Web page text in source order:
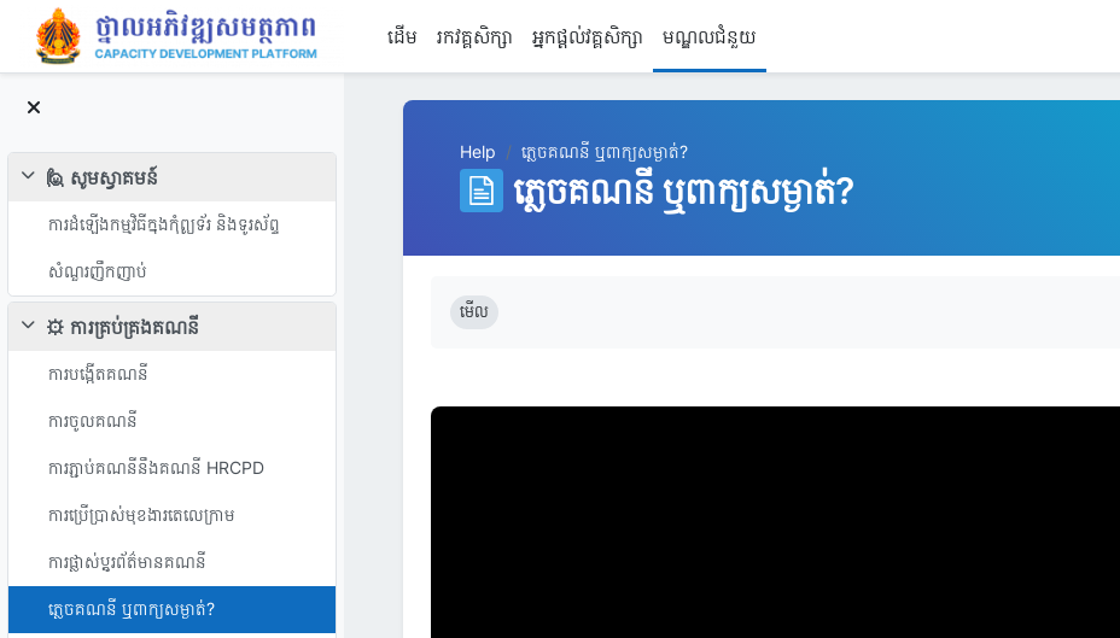
រំលងទៅកាន់មាតិកាមេ
ដើម
រកវគ្គសិក្សា អ្នកផ្តល់វគ្គសិក្សា មណ្ឌលជំនួយ
វេញ
🙋 សូមស្វាគមន៍
ការដំឡើងកម្មវិធីក្នុងកុំព្យូទ័រ និងទូរស័ព្ទ
សំណួរញឹកញាប់
⚙️ ការគ្រប់គ្រងគណនី
ការបង្កើតគណនី
ការចូលគណនី
ការភ្ជាប់គណនីនឹងគណនី HRCPD
ការប្រើប្រាស់មុខងារតេលេក្រាម
ការផ្លាស់ប្តូរព័ត៌មានគណនី
ភ្លេចគណនី ឬពាក្យសម្ងាត់?
Help ភ្លេចគណនី ឬពាក្យសម្ងាត់?
ភ្លេចគណនី ឬពាក្យសម្ងាត់?
មើល